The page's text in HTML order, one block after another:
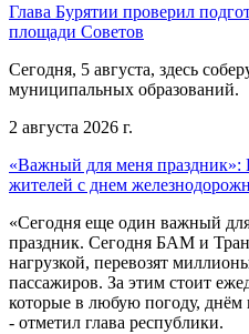
Глава Бурятии проверил
площади Советов
Сегодня, 5 августа, здесь
муниципальных образований.
2 августа 2026 г.
«Важный для меня праздник»:
жителей с днем
«Сегодня еще один важный
праздник. Сегодня БАМ и
нагрузкой, перевозят
пассажиров. За этим стоит
которые в любую погоду,
- отметил глава республики.